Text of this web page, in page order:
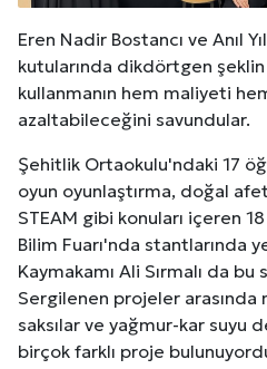
Eren Nadir Bostancı ve Anıl
kutularında dikdörtgen
kullanmanın hem maliyeti
azaltabileceğini savundular.
Şehitlik Ortaokulu'ndaki 17
oyun oyunlaştırma, doğal
STEAM gibi konuları içeren
Bilim Fuarı'nda stantlarında
Kaymakamı Ali Sırmalı da
Sergilenen projeler arasında
saksılar ve yağmur-kar suyu
birçok farklı proje